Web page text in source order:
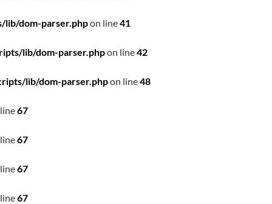
dom-parser.phpon line41
lib/dom-parser.phpon line42
lib/dom-parser.phpon line48
67
67
67
67